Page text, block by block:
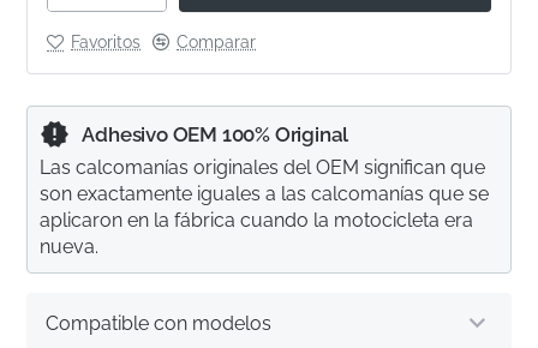
Favoritos Comparar
Compatible con modelos
Adhesivo OEM 100% Original
Las calcomanías originales del OEM significan que
son exactamente iguales a las calcomanías que se
aplicaron en la fábrica cuando la motocicleta era
nueva.